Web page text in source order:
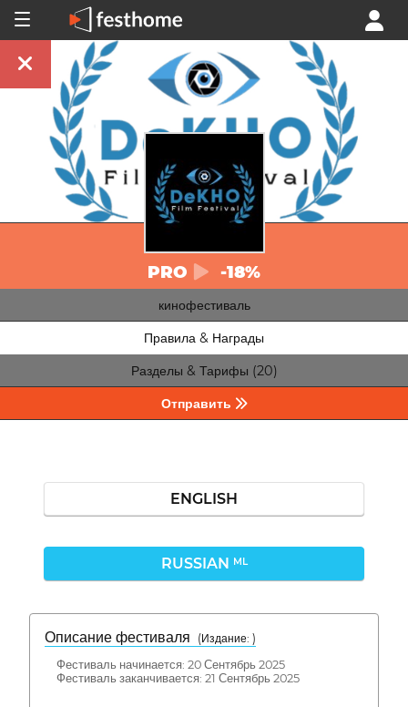
PRO -18%
кинофестиваль
Правила & Награды
Разделы & Тарифы (20)
Отправить
ENGLISH
RUSSIAN ML
Описание фестиваля
( Издание: )
Фестиваль начинается: 20 Сентябрь 2025
Фестиваль заканчивается: 21 Сентябрь 2025